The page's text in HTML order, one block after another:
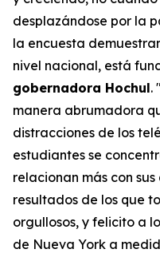
desplazándose por la
la encuesta
nivel nacional, está
gobernadora Hochul.
manera abrumadora
distracciones de los
estudiantes se
relacionan más con sus
resultados de los que
orgullosos, y felicito a
de Nueva York a